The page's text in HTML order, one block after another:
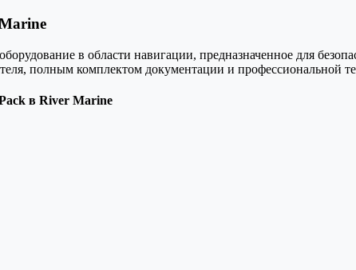
в области навигации, предназначенное для
полным комплектом документации и профессиональной
в River Marine